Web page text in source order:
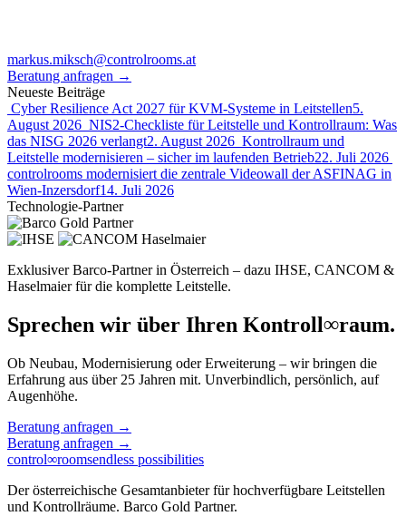
markus.miksch@controlrooms.at
Beratung anfragen →
Neueste Beiträge
Cyber Resilience Act 2027 für KVM-Systeme in Leitstellen5.
August 2026 NIS2-Checkliste für Leitstelle und Kontrollraum: Was
das NISG 2026 verlangt2. August 2026 Kontrollraum und
Leitstelle modernisieren – sicher im laufenden Betrieb22. Juli 2026
controlrooms modernisiert die zentrale Videowall der ASFINAG in
Wien-Inzersdorf14. Juli 2026
Technologie-Partner
Haselmaier
Exklusiver Barco-Partner in Österreich – dazu IHSE, CANCOM &
Haselmaier für die komplette Leitstelle.
Sprechen wir über Ihren Kontroll∞raum.
Ob Neubau, Modernisierung oder Erweiterung – wir bringen die
Erfahrung aus über 25 Jahren mit. Unverbindlich, persönlich, auf
Augenhöhe.
Beratung anfragen →
Beratung anfragen →
control∞roomsendless possibilities
Der österreichische Gesamtanbieter für hochverfügbare Leitstellen
und Kontrollräume. Barco Gold Partner.